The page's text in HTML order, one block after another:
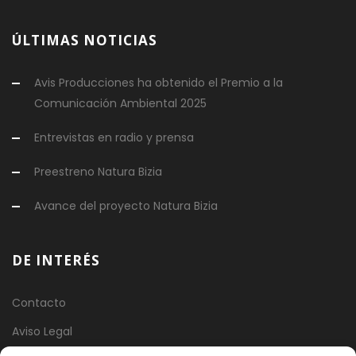
ÚLTIMAS NOTICIAS
Avis Producciones ha obtenido el Premio a la
Comunicación Ambiental 2025
Entrevistas en radio y prensa
Preestreno Natura Bizia
Avance del proyecto Natura Bizia
DE INTERÉS
Contacto
Aviso Legal